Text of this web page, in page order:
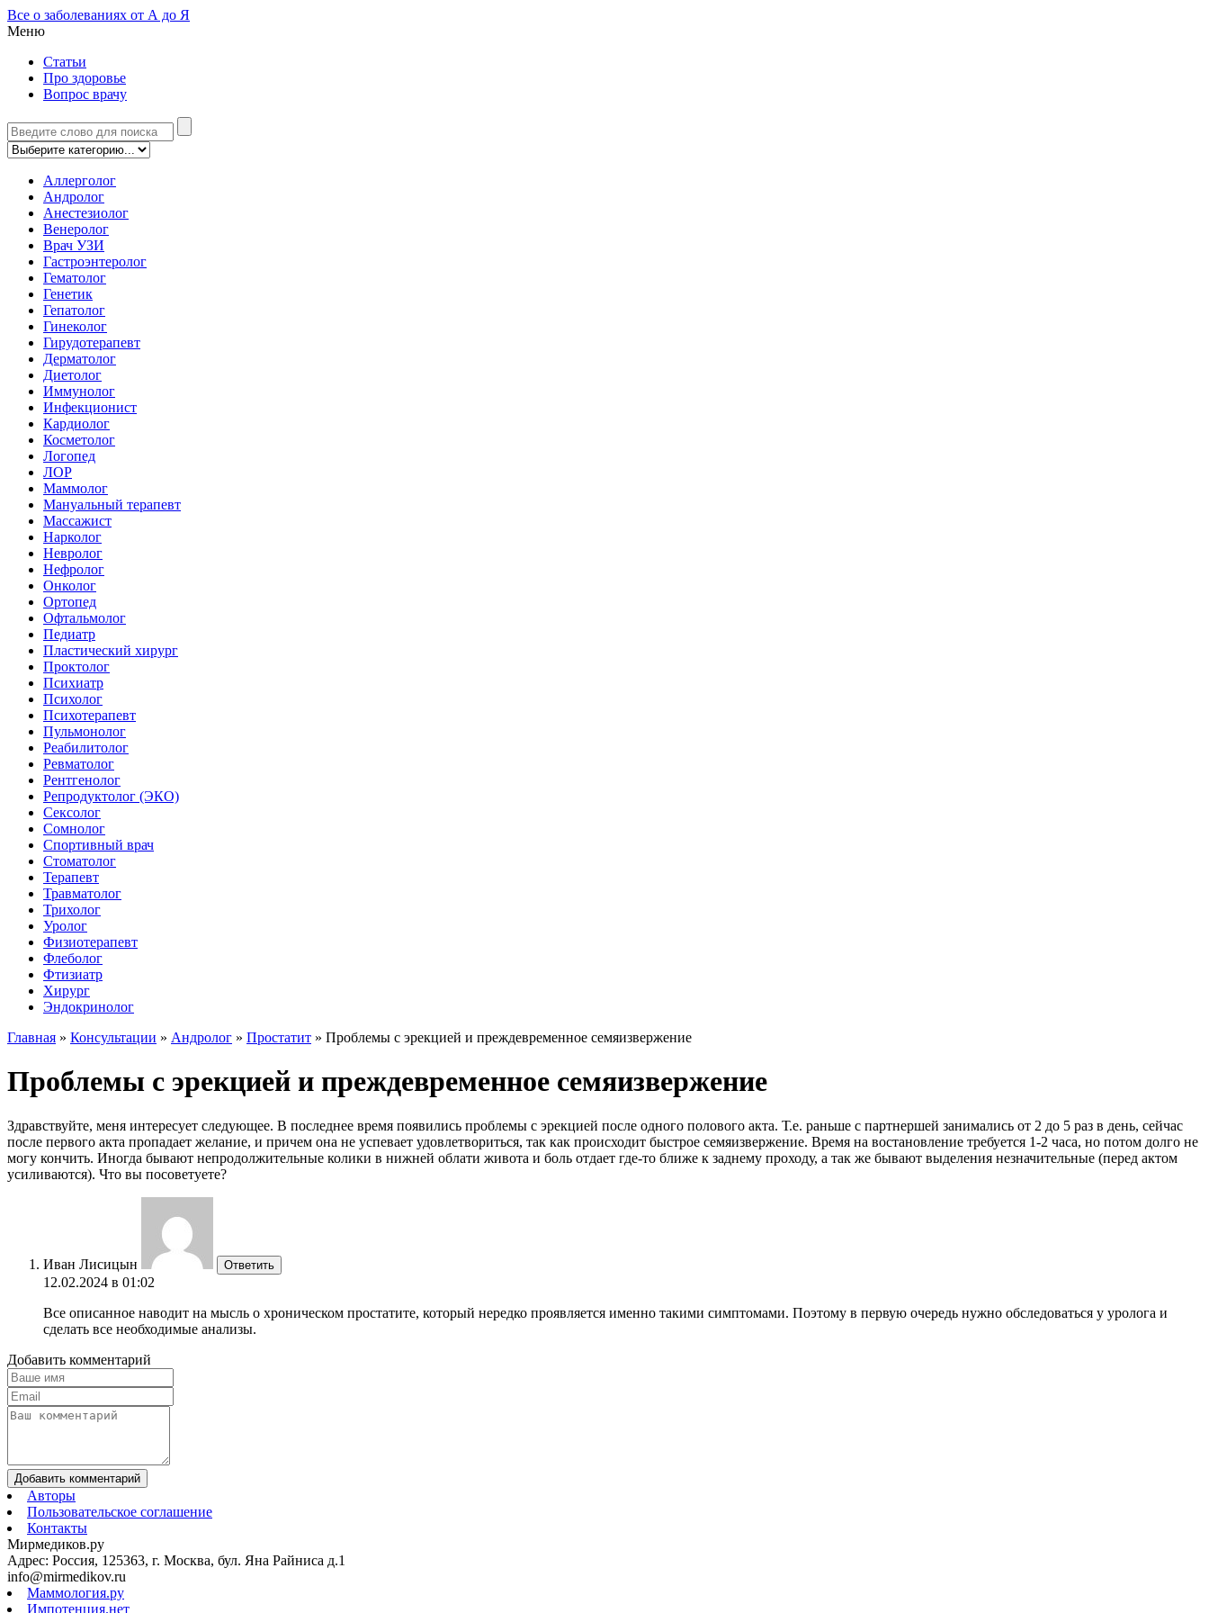
Все о заболеваниях от А до Я
Меню
Статьи
Про здоровье
Вопрос врачу
Аллерголог
Андролог
Анестезиолог
Венеролог
Врач УЗИ
Гастроэнтеролог
Гематолог
Генетик
Гепатолог
Гинеколог
Гирудотерапевт
Дерматолог
Диетолог
Иммунолог
Инфекционист
Кардиолог
Косметолог
Логопед
ЛОР
Маммолог
Мануальный терапевт
Массажист
Нарколог
Невролог
Нефролог
Онколог
Ортопед
Офтальмолог
Педиатр
Пластический хирург
Проктолог
Психиатр
Психолог
Психотерапевт
Пульмонолог
Реабилитолог
Ревматолог
Рентгенолог
Репродуктолог (ЭКО)
Сексолог
Сомнолог
Спортивный врач
Стоматолог
Терапевт
Травматолог
Трихолог
Уролог
Физиотерапевт
Флеболог
Фтизиатр
Хирург
Эндокринолог
Главная » Консультации » Андролог » Простатит » Проблемы с эрекцией и преждевременное семяизвержение
Проблемы с эрекцией и преждевременное семяизвержение
Здравствуйте, меня интересует следующее. В последнее время появились проблемы с эрекцией после одного полового акта. Т.е. раньше с партнершей занимались от 2 до 5 раз в день, сейчас
после первого акта пропадает желание, и причем она не успевает удовлетвориться, так как происходит быстрое семяизвержение. Время на востановление требуется 1-2 часа, но потом долго не
могу кончить. Иногда бывают непродолжительные колики в нижней облати живота и боль отдает где-то ближе к заднему проходу, а так же бывают выделения незначительные (перед актом
усиливаются). Что вы посоветуете?
Иван Лисицын Ответить
12.02.2024 в 01:02
Все описанное наводит на мысль о хроническом простатите, который нередко проявляется именно такими симптомами. Поэтому в первую очередь нужно обследоваться у уролога и
сделать все необходимые анализы.
Добавить комментарий
Добавить комментарий
Авторы
Пользовательское соглашение
Контакты
Мирмедиков.ру
Адрес: Россия, 125363, г. Москва, бул. Яна Райниса д.1
info@mirmedikov.ru
Маммология.ру
Импотенция.нет